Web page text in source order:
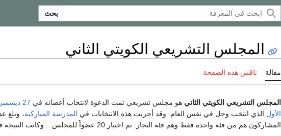
بحث
المجلس التشريعي الكويتي الثاني
مقالة ناقش هذه الصفحة
المجلس التشريعي الكويتي الثاني هو مجلس تشريعي تمت الدعوة لانتخاب أعضائه في 27 ديسمبر
الأول الذي انتخب وحل في نفس العام. وقد أجريت هذه الانتخابات في المدرسة المباركية
المشاركون هم من فئه واحده فقط وهم فئة التجار. تم اختيار 20 عضواً للمجلس .. وكانت النتيجة فوز 12 عضو من المجلس السابق و 8 أعضاء جدد.